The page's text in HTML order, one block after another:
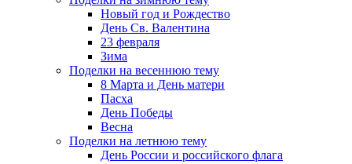
Новый год и Рождество
День Св. Валентина
23 февраля
Зима
Поделки на весеннюю тему
8 Марта и День матери
Пасха
День Победы
Весна
Поделки на летнюю тему
День России и российского флага